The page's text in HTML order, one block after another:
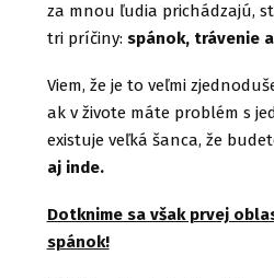
za mnou ľudia prichádzajú,
tri príčiny: spánok, trávenie
Viem, že je to veľmi
ak v živote máte problém s
existuje veľká šanca, že
aj inde.
Dotknime sa však prvej
spánok!